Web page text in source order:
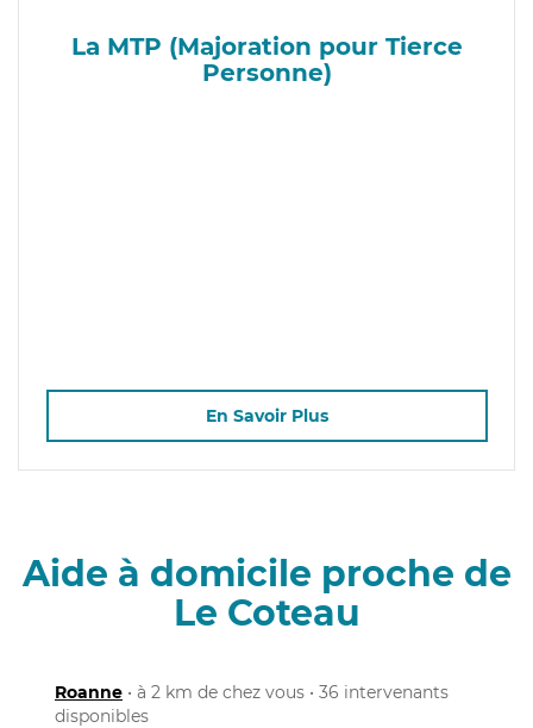
La MTP (Majoration pour Tierce
Personne)
En Savoir Plus
Aide à domicile proche de
Le Coteau
Roanne • à 2 km de chez vous • 36 intervenants
disponibles